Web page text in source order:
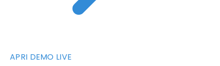
APRI DEMO LIVE